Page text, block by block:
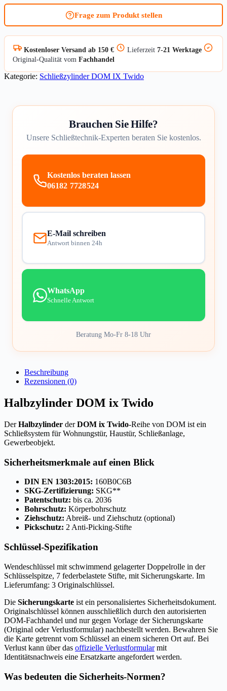
Twido
Frage zum Produkt stellen
Kostenloser Versand ab 150 € Lieferzeit 7-21 Werktage
Original-Qualität vom Fachhandel
Kategorie: Schließzylinder DOM IX Twido
Brauchen Sie Hilfe?
Unsere Schließtechnik-Experten beraten Sie kostenlos.
Kostenlos beraten lassen
06182 7728524
E-Mail schreiben
Antwort binnen 24h
WhatsApp
Schnelle Antwort
Beratung Mo-Fr 8-18 Uhr
Beschreibung
Rezensionen (0)
Halbzylinder DOM ix Twido
DerHalbzylinder derDOM ix Twido-Reihe von DOM ist ein
Schließsystem für Wohnungstür, Haustür, Schließanlage,
Gewerbeobjekt.
Sicherheitsmerkmale auf einen Blick
DIN EN 1303:2015: 160B0C6B
SKG-Zertifizierung: SKG**
Patentschutz: bis ca. 2036
Bohrschutz: Körperbohrschutz
Ziehschutz: Abreiß- und Ziehschutz (optional)
Pickschutz: 2 Anti-Picking-Stifte
Schlüssel-Spezifikation
Wendeschlüssel mit schwimmend gelagerter Doppelrolle in der
Schlüsselspitze, 7 federbelastete Stifte, mit Sicherungskarte. Im
Lieferumfang: 3 Originalschlüssel.
Die Sicherungskarte ist ein personalisiertes Sicherheitsdokument.
Originalschlüssel können ausschließlich durch den autorisierten
DOM-Fachhandel und nur gegen Vorlage der Sicherungskarte
(Original oder Verlustformular) nachbestellt werden. Bewahren Sie
die Karte getrennt vom Schlüssel an einem sicheren Ort auf. Bei
Verlust kann über das offizielle Verlustformularmit
Identitätsnachweis eine Ersatzkarte angefordert werden.
Was bedeuten die Sicherheits-Normen?